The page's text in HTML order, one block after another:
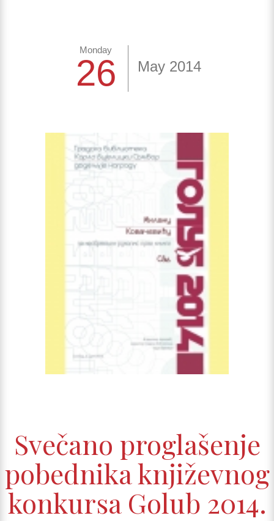
Monday
26 May 2014
Svečano proglašenje
pobednika književnog
konkursa Golub 2014.